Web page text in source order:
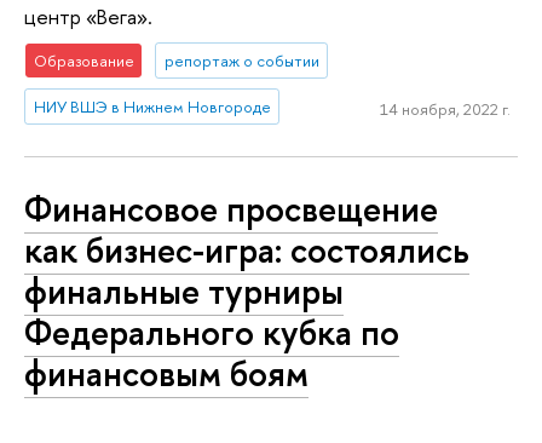
центр «Вега».
Образование репортаж о событии
НИУ ВШЭ в Нижнем Новгороде 14 ноября, 2022 г.
Финансовое просвещение
как бизнес-игра: состоялись
финальные турниры
Федерального кубка по
финансовым боям